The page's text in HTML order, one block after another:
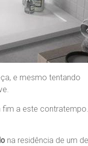
e mesmo tentando
fim a este contratempo.
na residência de um de